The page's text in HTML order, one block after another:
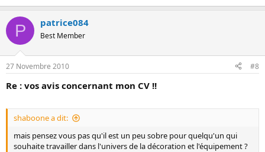
P patrice084
Best Member
27 Novembre 2010 #8
Re : vos avis concernant mon CV !!
shaboone a dit:
mais pensez vous pas qu'il est un peu sobre pour quelqu'un qui
souhaite travailler dans l'univers de la décoration et l'équipement ?